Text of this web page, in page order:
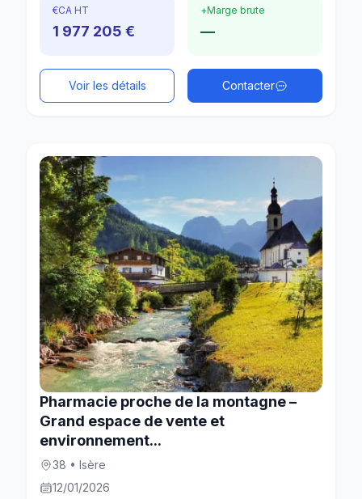
€CA HT
1 977 205 €
+Marge brute
—
Voir les détails Contacter
Pharmacie proche de la montagne –
Grand espace de vente et
environnement...
38 • Isère
12/01/2026